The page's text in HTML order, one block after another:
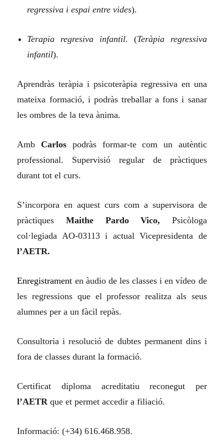
regressiva i espai entre vides).
Terapia regresiva infantil. (Teràpia regressiva
infantil).
Aprendràs teràpia i psicoteràpia regressiva en una
mateixa formació, i podràs treballar a fons i sanar
les ombres de la teva ànima.
Amb Carlos podràs formar-te com un autèntic
professional. Supervisió regular de pràctiques
durant tot el curs.
S’incorpora en aquest curs com a supervisora de
pràctiques Maithe Pardo Vico, Psicòloga
col·legiada AO-03113 i actual Vicepresidenta de
l’AETR.
Enregistrament en àudio de les classes i en vídeo de
les regressions que el professor realitza als seus
alumnes per a un fàcil repàs.
Consultoria i resolució de dubtes permanent dins i
fora de classes durant la formació.
Certificat diploma acreditatiu reconegut per
l’AETRque et permet accedir a filiació.
Informació: (+34) 616.468.958.